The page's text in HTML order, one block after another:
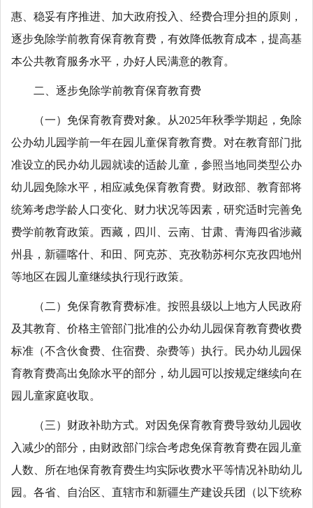
惠、稳妥有序推进、加大政府投入、经费合理分担的原则，
逐步免除学前教育保育教育费，有效降低教育成本，提高基
本公共教育服务水平，办好人民满意的教育。
二、逐步免除学前教育保育教育费
（一）免保育教育费对象。从2025年秋季学期起，免除
公办幼儿园学前一年在园儿童保育教育费。对在教育部门批
准设立的民办幼儿园就读的适龄儿童，参照当地同类型公办
幼儿园免除水平，相应减免保育教育费。财政部、教育部将
统筹考虑学龄人口变化、财力状况等因素，研究适时完善免
费学前教育政策。西藏，四川、云南、甘肃、青海四省涉藏
州县，新疆喀什、和田、阿克苏、克孜勒苏柯尔克孜四地州
等地区在园儿童继续执行现行政策。
（二）免保育教育费标准。按照县级以上地方人民政府
及其教育、价格主管部门批准的公办幼儿园保育教育费收费
标准（不含伙食费、住宿费、杂费等）执行。民办幼儿园保
育教育费高出免除水平的部分，幼儿园可以按规定继续向在
园儿童家庭收取。
（三）财政补助方式。对因免保育教育费导致幼儿园收
入减少的部分，由财政部门综合考虑免保育教育费在园儿童
人数、所在地保育教育费生均实际收费水平等情况补助幼儿
园。各省、自治区、直辖市和新疆生产建设兵团（以下统称